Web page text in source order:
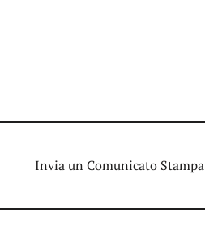
Invia un Comunicato Stampa